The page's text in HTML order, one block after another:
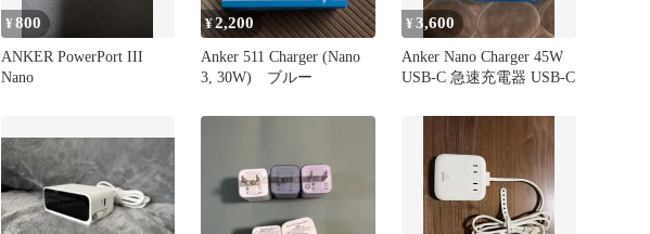
¥800
ANKER PowerPort III
Nano
¥2,200
Anker 511 Charger (Nano
3, 30W) ブルー
¥3,600
Anker Nano Charger 45W
USB-C 急速充電器 USB-C